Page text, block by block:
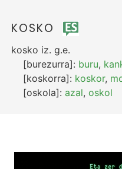
KOSKO
kosko iz. g.e.
[burezurra]: buru,
[koskorra]: koskor,
[oskola]:azal,oskol